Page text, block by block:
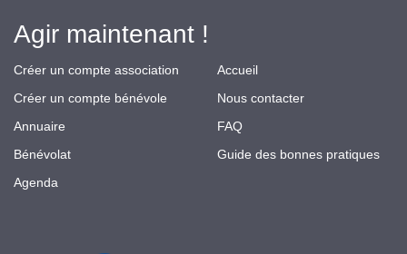
Agir maintenant !
Créer un compte association
Créer un compte bénévole
Annuaire
Bénévolat
Agenda
Accueil
Nous contacter
FAQ
Guide des bonnes pratiques